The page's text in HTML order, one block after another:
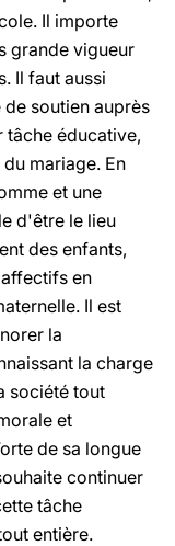
Il importe
grande vigueur
Il faut aussi
soutien auprès
tâche éducative,
mariage. En
et une
d'être le lieu
des enfants,
en
Il est
la
la charge
société tout
et
de sa longue
continuer
tâche
entière.